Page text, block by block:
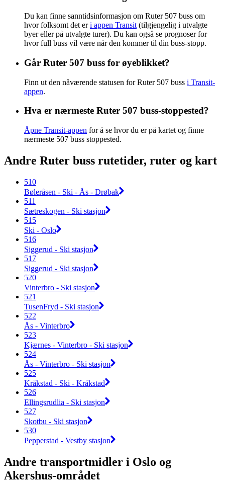
Du kan finne sanntidsinformasjon om Ruter 507 buss om
hvor folksomt det eri appen Transit (tilgjengelig i utvalgte
byer eller på utvalgte turer). Du kan også se prognoser for
hvor full buss vil være når den kommer til din buss-stopp.
Går Ruter 507 buss for øyeblikket?
Finn ut den nåværende statusen for Ruter 507 buss i Transit-
appen.
Hva er nærmeste Ruter 507 buss-stoppested?
Åpne Transit-appen for å se hvor du er på kartet og finne
nærmeste 507 buss stoppested.
Andre Ruter buss rutetider, ruter og kart
510
Bøleråsen - Ski - Ås - Drøbak
511
Sætreskogen - Ski stasjon
515
Ski - Oslo
516
Siggerud - Ski stasjon
517
Siggerud - Ski stasjon
520
Vinterbro - Ski stasjon
521
TusenFryd - Ski stasjon
522
Ås - Vinterbro
523
Kjærnes - Vinterbro - Ski stasjon
524
Ås - Vinterbro - Ski stasjon
525
Kråkstad - Ski - Kråkstad
526
Ellingsrudlia - Ski stasjon
527
Skotbu - Ski stasjon
530
Pepperstad - Vestby stasjon
Andre transportmidler i Oslo og
Akershus-området